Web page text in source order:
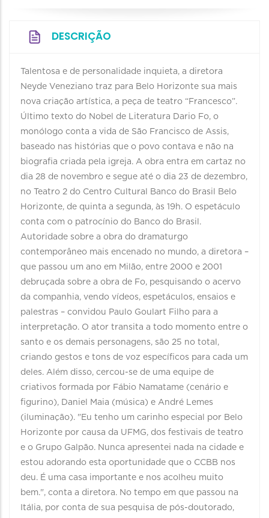
DESCRIÇÃO
Talentosa e de personalidade inquieta, a diretora
Neyde Veneziano traz para Belo Horizonte sua mais
nova criação artística, a peça de teatro “Francesco”.
Último texto do Nobel de Literatura Dario Fo, o
monólogo conta a vida de São Francisco de Assis,
baseado nas histórias que o povo contava e não na
biografia criada pela igreja. A obra entra em cartaz no
dia 28 de novembro e segue até o dia 23 de dezembro,
no Teatro 2 do Centro Cultural Banco do Brasil Belo
Horizonte, de quinta a segunda, às 19h. O espetáculo
conta com o patrocínio do Banco do Brasil.
Autoridade sobre a obra do dramaturgo
contemporâneo mais encenado no mundo, a diretora –
que passou um ano em Milão, entre 2000 e 2001
debruçada sobre a obra de Fo, pesquisando o acervo
da companhia, vendo vídeos, espetáculos, ensaios e
palestras – convidou Paulo Goulart Filho para a
interpretação. O ator transita a todo momento entre o
santo e os demais personagens, são 25 no total,
criando gestos e tons de voz específicos para cada um
deles. Além disso, cercou-se de uma equipe de
criativos formada por Fábio Namatame (cenário e
figurino), Daniel Maia (música) e André Lemes
(iluminação). "Eu tenho um carinho especial por Belo
Horizonte por causa da UFMG, dos festivais de teatro
e o Grupo Galpão. Nunca apresentei nada na cidade e
estou adorando esta oportunidade que o CCBB nos
deu. É uma casa importante e nos acolheu muito
bem.", conta a diretora. No tempo em que passou na
Itália, por conta de sua pesquisa de pós-doutorado,